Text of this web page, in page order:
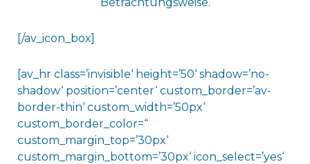
[/av_icon_box]
[av_hr class=’invisible‘ height=’50‘ shadow=’no-
shadow‘ position=’center‘ custom_border=’av-
border-thin‘ custom_width=’50px‘
custom_border_color=“
custom_margin_top=’30px‘
custom_margin_bottom=’30px‘ icon_select=’yes‘